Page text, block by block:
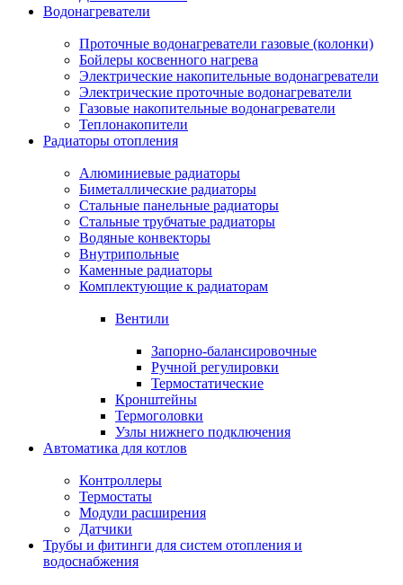
Водонагреватели
Проточные водонагреватели газовые (колонки)
Бойлеры косвенного нагрева
Электрические накопительные водонагреватели
Электрические проточные водонагреватели
Газовые накопительные водонагреватели
Теплонакопители
Радиаторы отопления
Алюминиевые радиаторы
Биметаллические радиаторы
Стальные панельные радиаторы
Стальные трубчатые радиаторы
Водяные конвекторы
Внутрипольные
Каменные радиаторы
Комплектующие к радиаторам
Вентили
Запорно-балансировочные
Ручной регулировки
Термостатические
Кронштейны
Термоголовки
Узлы нижнего подключения
Автоматика для котлов
Контроллеры
Термостаты
Модули расширения
Датчики
Трубы и фитинги для систем отопления и
водоснабжения